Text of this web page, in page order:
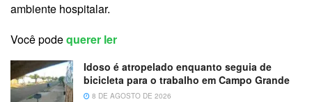
ambiente hospitalar.
Você podequerer ler
Idoso é atropelado enquanto seguia de
bicicleta para o trabalho em Campo Grande
8 DE AGOSTO DE 2026